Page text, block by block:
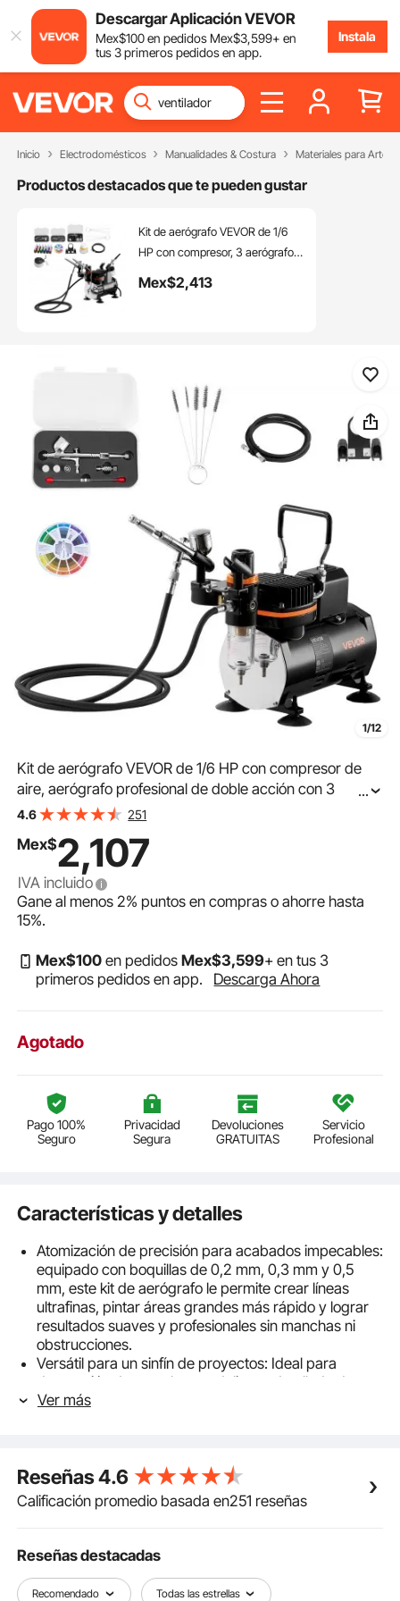
Descargar Aplicación VEVOR
Mex$100en pedidos Mex$3,599+ en
tus 3 primeros pedidos en app.
Instala
Inicio Electrodomésticos Manualidades & Costura Materiales para Artes
Productos destacados que te pueden gustar
Kit de aerógrafo VEVOR de 1/6
HP con compresor, 3 aerógrafos
con 3 puntas, manguera, pintura
Mex$2,413
1/12
Kit de aerógrafo VEVOR de 1/6 HP con compresor de
aire, aerógrafo profesional de doble acción con 3
puntas, manguera, soporte y kit de limpieza, silencioso,
...
4.6 251
Mex$2,107
IVA incluido
Gane al menos2% puntos en compras o ahorre hasta
15%.
Mex$100 en pedidosMex$3,599+ en tus 3
primeros pedidos en app.
Descarga Ahora
Agotado
Pago 100%
Seguro
Privacidad
Segura
Devoluciones
GRATUITAS
Servicio
Profesional
Características y detalles
Atomización de precisión para acabados impecables:
equipado con boquillas de 0,2 mm, 0,3 mm y 0,5
mm, este kit de aerógrafo le permite crear líneas
ultrafinas, pintar áreas grandes más rápido y lograr
resultados suaves y profesionales sin manchas ni
obstrucciones.
Versátil para un sinfín de proyectos: Ideal para
decoración de pasteles, modelismo, detallado de
coches, decoración de uñas, pintura sobre lienzo y
bricolaje y amantes de las manualidades.
Fácil control, diseño ideal para principiantes: Este kit
de aerógrafo con compresor incluye un aerógrafo de
forma independiente. La perilla de presión ajustable
incluso para principiantes.
Ver más
Reseñas4.6
Calificación promedio basada en251 reseñas
Reseñas destacadas
Recomendado Todas las estrellas